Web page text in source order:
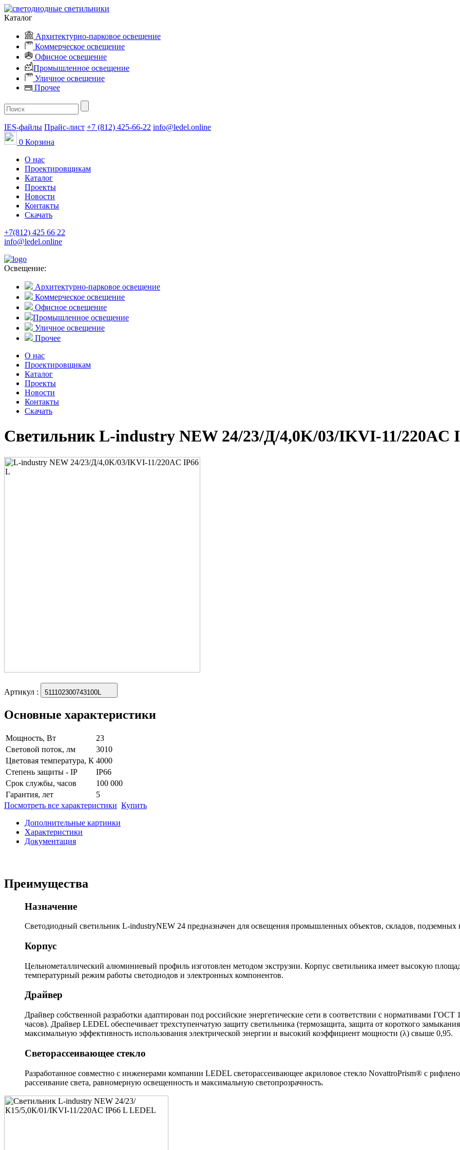
Каталог
Архитектурно-парковое освещение
Коммерческое освещение
Офисное освещение
Промышленное освещение
Уличное освещение
Прочее
IES-файлы Прайс-лист +7 (812) 425-66-22 info@ledel.online
0 Корзина
О нас
Проектировщикам
Каталог
Проекты
Новости
Контакты
Скачать
+7(812) 425 66 22
info@ledel.online
Освещение:
Архитектурно-парковое освещение
Коммерческое освещение
Офисное освещение
Промышленное освещение
Уличное освещение
Прочее
О нас
Проектировщикам
Каталог
Проекты
Новости
Контакты
Скачать
Светильник L-industry NEW 24/23/Д/4,0K/03/IKVI-11/220AC
Артикул : 511102300743100L
Основные характеристики
Мощность, Вт
23
Световой поток, лм
3010
Цветовая температура, К 4000
Степень защиты - IP
IP66
Срок службы, часов
100 000
Гарантия, лет
5
Посмотреть все характеристики Купить
Дополнительные картинки
Характеристики
Документация
Преимущества
Назначение
Светодиодный светильник L-industryNEW 24 предназначен для освещения промышленных объектов, складов, подземных
Корпус
Цельнометаллический алюминиевый профиль изготовлен методом экструзии. Корпус светильника имеет высокую
температурный режим работы светодиодов и электронных компонентов.
Драйвер
Драйвер собственной разработки адаптирован под российские энергетические сети в соответствии с нормативами ГОСТ
часов). Драйвер LEDEL обеспечивает трехступенчатую защиту светильника (термозащита, защита от короткого
максимальную эффективность использования электрической энергии и высокий коэффициент мощности (λ) свыше 0,95.
Светорассеивающее стекло
Разработанное совместно с инженерами компании LEDEL светорассеивающее акриловое стекло NovattroPrism® с
рассеивание света, равномерную освещенность и максимальную светопрозрачность.